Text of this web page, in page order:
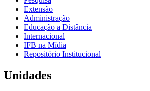
Extensão
Administração
Educação a Distância
Internacional
IFB na Mídia
Repositório Institucional
Unidades